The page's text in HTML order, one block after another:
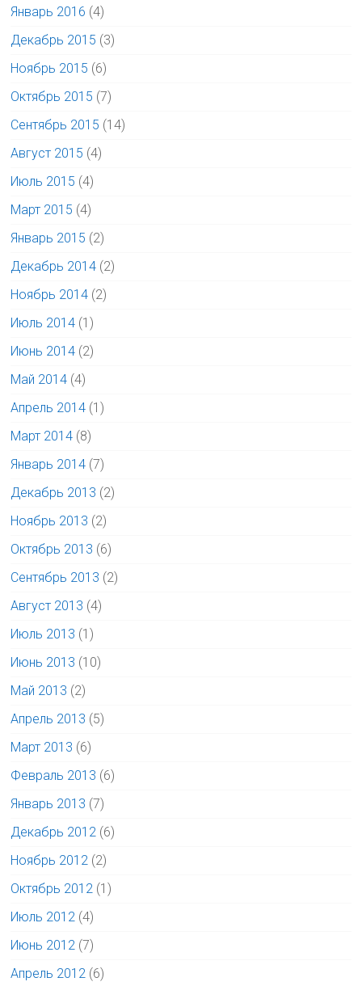
Январь 2016 (4)
Декабрь 2015 (3)
Ноябрь 2015 (6)
Октябрь 2015 (7)
Сентябрь 2015 (14)
Август 2015 (4)
Июль 2015 (4)
Март 2015 (4)
Январь 2015 (2)
Декабрь 2014 (2)
Ноябрь 2014 (2)
Июль 2014 (1)
Июнь 2014 (2)
Май 2014 (4)
Апрель 2014 (1)
Март 2014 (8)
Январь 2014 (7)
Декабрь 2013 (2)
Ноябрь 2013 (2)
Октябрь 2013 (6)
Сентябрь 2013 (2)
Август 2013 (4)
Июль 2013 (1)
Июнь 2013 (10)
Май 2013 (2)
Апрель 2013 (5)
Март 2013 (6)
Февраль 2013 (6)
Январь 2013 (7)
Декабрь 2012 (6)
Ноябрь 2012 (2)
Октябрь 2012 (1)
Июль 2012 (4)
Июнь 2012 (7)
Апрель 2012 (6)